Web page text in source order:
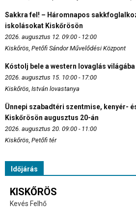
Sakkra fel! – Háromnapos
iskolásokat Kiskőrösön
2026. augusztus 12. 09:00 - 12:00
Kiskőrös, Petőfi Sándor Művelődési Központ
Kóstolj bele a western lovaglás
2026. augusztus 15. 10:00 - 17:00
Kiskőrös, István lovastanya
Ünnepi szabadtéri szentmise, kenyér-
Kiskőrösön augusztus 20-án
2026. augusztus 20. 09:00 - 11:00
Kiskőrös, Petőfi tér
Időjárás
KISKŐRÖS
Kevés Felhő